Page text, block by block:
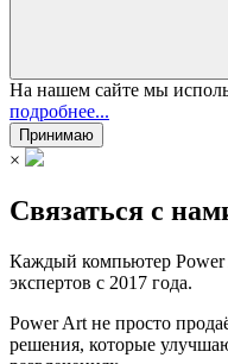
На нашем сайте мы
подробнее...
Принимаю
×
Связаться с
Каждый компьютер Power
экспертов с 2017 года.
Power Art не просто
решения, которые